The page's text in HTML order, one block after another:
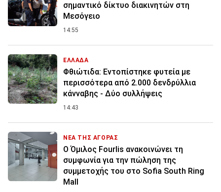
σημαντικό δίκτυο διακινητών στη
Μεσόγειο
14:55
ΕΛΛΑΔΑ
Φθιώτιδα: Εντοπίστηκε φυτεία με
περισσότερα από 2.000 δενδρύλλια
κάνναβης - Δύο συλλήψεις
14:43
ΝΕΑ ΤΗΣ ΑΓΟΡΑΣ
Ο Όμιλος Fourlis ανακοινώνει τη
συμφωνία για την πώληση της
συμμετοχής του στο Sofia South Ring
Mall